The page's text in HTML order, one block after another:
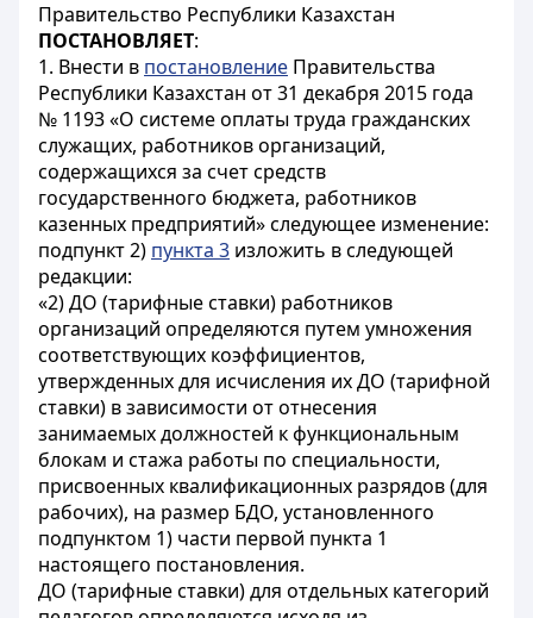
Правительство Республики Казахстан
ПОСТАНОВЛЯЕТ:
1. Внести в постановление Правительства
Республики Казахстан от 31 декабря 2015 года
№ 1193 «О системе оплаты труда гражданских
служащих, работников организаций,
содержащихся за счет средств
государственного бюджета, работников
казенных предприятий» следующее изменение:
подпункт 2) пункта 3 изложить в следующей
редакции:
«2) ДО (тарифные ставки) работников
организаций определяются путем умножения
соответствующих коэффициентов,
утвержденных для исчисления их ДО (тарифной
ставки) в зависимости от отнесения
занимаемых должностей к функциональным
блокам и стажа работы по специальности,
присвоенных квалификационных разрядов (для
рабочих), на размер БДО, установленного
подпунктом 1) части первой пункта 1
настоящего постановления.
ДО (тарифные ставки) для отдельных категорий